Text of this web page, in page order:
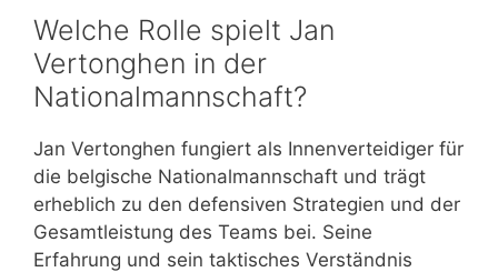
Welche Rolle spielt Jan
Vertonghen in der
Nationalmannschaft?
Jan Vertonghen fungiert als Innenverteidiger für
die belgische Nationalmannschaft und trägt
erheblich zu den defensiven Strategien und der
Gesamtleistung des Teams bei. Seine
Erfahrung und sein taktisches Verständnis